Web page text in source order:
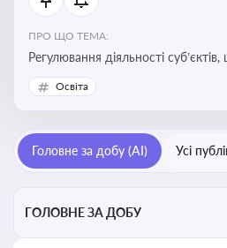
ПРО ЩО ТЕМА:
Регулювання діяльності
сфері фізичної культури та
оздоровлення населення,
потенціалу, соціального захисту
реалізації державної політики у цій
Освіта
Головне за добу (AI) Усі
ГОЛОВНЕ ЗА ДОБУ